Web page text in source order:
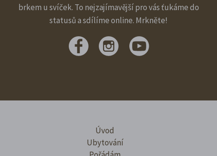
brkem u svíček. To nejzajímavější pro vás ťukáme do
statusů a sdílíme online. Mrkněte!
Úvod
Ubytování